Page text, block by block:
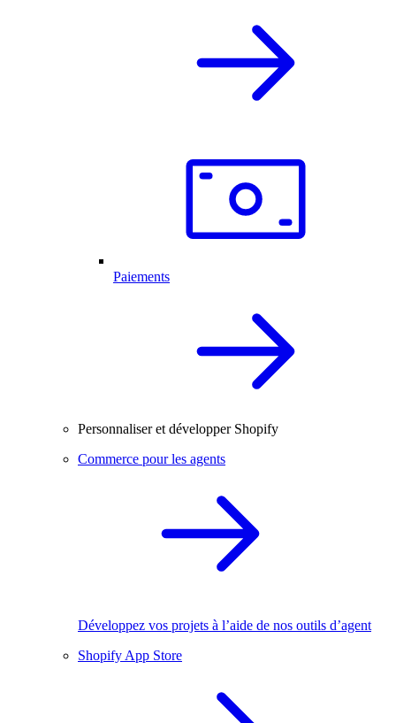
Paiements
Personnaliser et développer Shopify
Commerce pour les agents
Développez vos projets à l’aide de nos outils d’agent
Shopify App Store